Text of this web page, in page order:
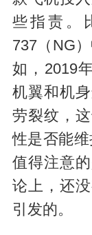
些指责。
737（NG
如，2019
机翼和机
劳裂纹，
性是否能
值得注意
论上，还
引发的。